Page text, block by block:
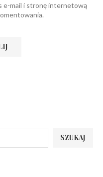
e-mail i stronę internetową
SZUKAJ